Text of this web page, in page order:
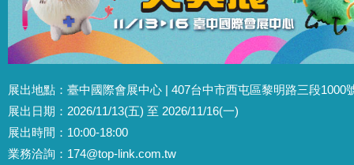
展出地點：臺中國際會展中心 | 407台中市西屯區黎明路三段1000
展出日期：2026/11/13(五) 至 2026/11/16(一)
展出時間：10:00-18:00
業務洽詢： 174@top-link.com.tw